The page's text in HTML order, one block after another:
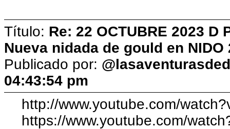
Título: Re: 22 OCTUBRE 2023
Nueva nidada de gould en NIDO
Publicado por:
04:43:54 pm
http://www.youtube.com/
https://www.youtube.com/